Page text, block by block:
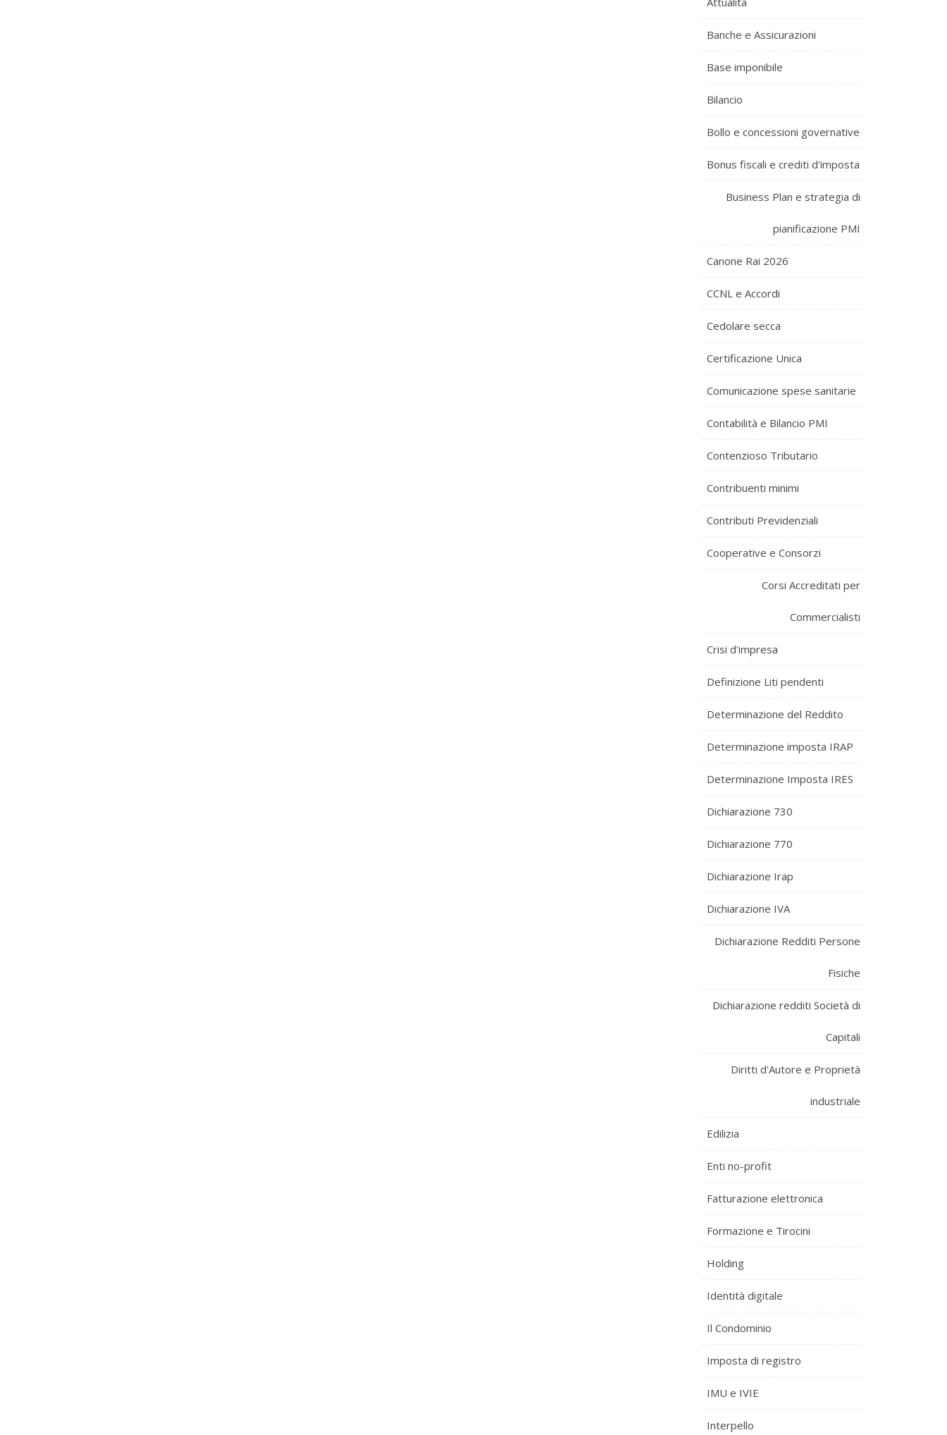
Banche e Assicurazioni
Base imponibile
Bilancio
Bollo e concessioni governative
Bonus fiscali e crediti d'imposta
Business Plan e strategia di
pianificazione PMI
Canone Rai 2026
CCNL e Accordi
Cedolare secca
Certificazione Unica
Comunicazione spese sanitarie
Contabilità e Bilancio PMI
Contenzioso Tributario
Contribuenti minimi
Contributi Previdenziali
Cooperative e Consorzi
Corsi Accreditati per
Commercialisti
Crisi d'impresa
Definizione Liti pendenti
Determinazione del Reddito
Determinazione imposta IRAP
Determinazione Imposta IRES
Dichiarazione 730
Dichiarazione 770
Dichiarazione Irap
Dichiarazione IVA
Dichiarazione Redditi Persone
Fisiche
Dichiarazione redditi Società di
Capitali
Diritti d'Autore e Proprietà
industriale
Edilizia
Enti no-profit
Fatturazione elettronica
Formazione e Tirocini
Holding
Identità digitale
Il Condominio
Imposta di registro
IMU e IVIE
Interpello